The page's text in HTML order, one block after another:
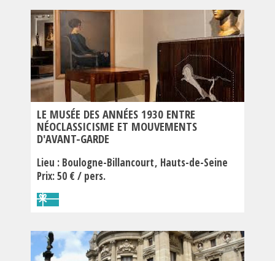
LE MUSÉE DES ANNÉES 1930 ENTRE
NÉOCLASSICISME ET MOUVEMENTS
D'AVANT-GARDE
Lieu : Boulogne-Billancourt Hauts-de-Seine
Prix: 50 € / pers.